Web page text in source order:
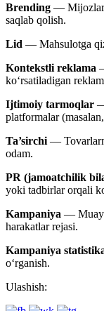
Brending — Mijozlar
saqlab qolish.
Lid — Mahsulotga
Kontekstli reklama
ko‘rsatiladigan
Ijtimoiy tarmoqlar
platformalar
Ta’sirchi —
odam.
PR (jamoatchilik
yoki tadbirlar orqali
Kampaniya —
harakatlar rejasi.
Kampaniya
o‘rganish.
Ulashish: